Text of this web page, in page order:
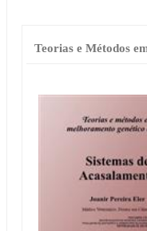
Teorias e Métodos